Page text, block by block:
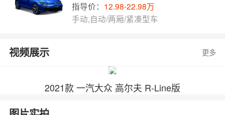
指导价： 12.98-22.98万
手动,自动/两厢/紧凑型车
视频展示 更多
2021款 一汽大众 高尔夫 R-Line版